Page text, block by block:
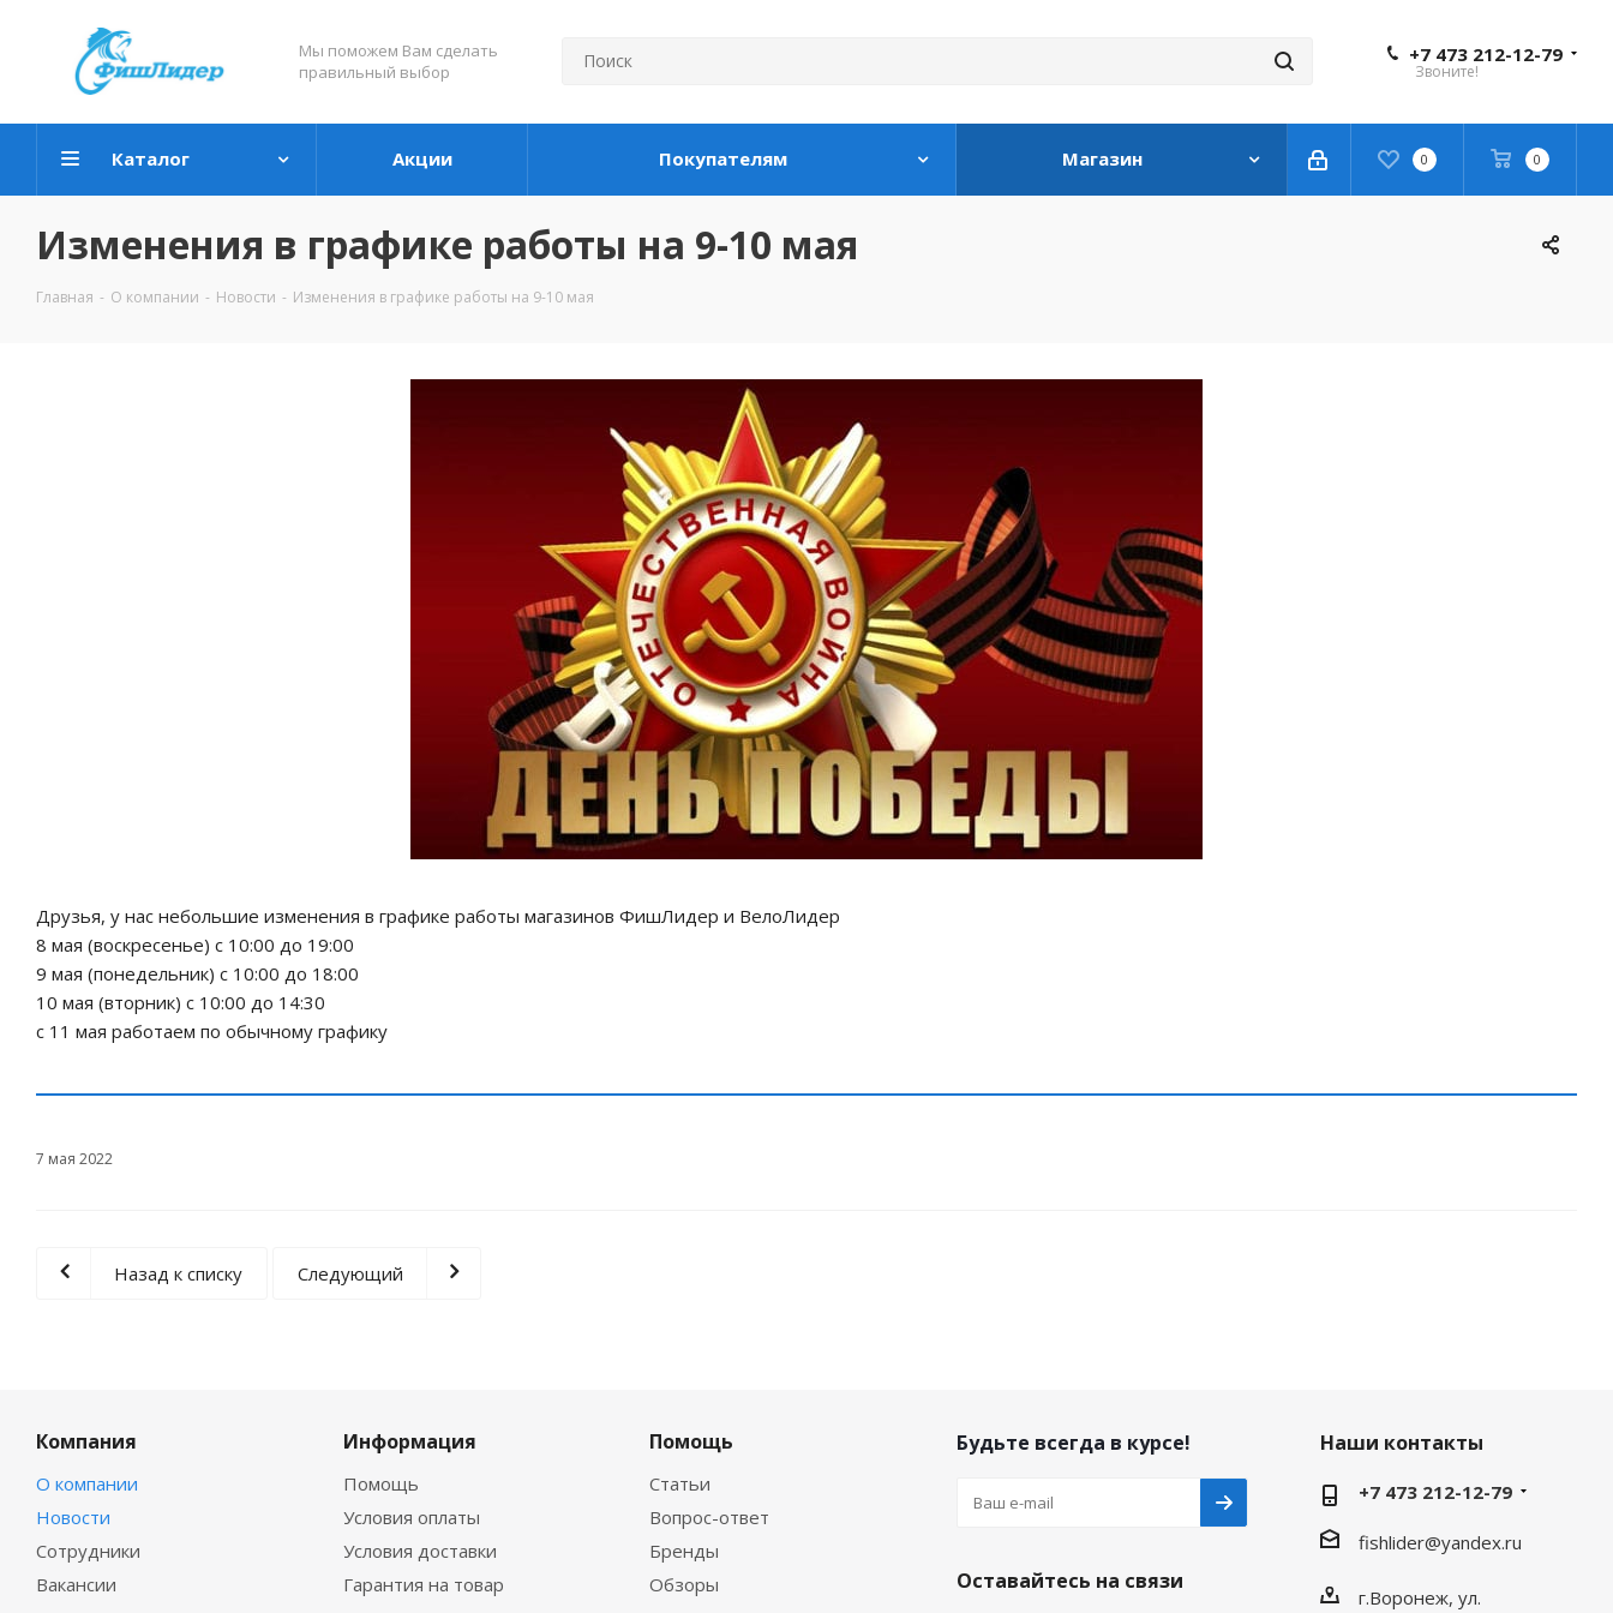
Мы поможем Вам сделать
правильный выбор
+7 473 212-12-79
Звоните!
0 0
Каталог Акции Покупателям Магазин
Изменения в графике работы на 9-10 мая
Главная - О компании - Новости - Изменения в графике работы на 9-10 мая
Друзья, у нас небольшие изменения в графике работы магазинов ФишЛидер и ВелоЛидер
8 мая (воскресенье) с 10:00 до 19:00
9 мая (понедельник) с 10:00 до 18:00
10 мая (вторник) с 10:00 до 14:30
с 11 мая работаем по обычному графику
7 мая 2022
Назад к списку Следующий
Компания
О компании
Новости
Сотрудники
Вакансии
Информация
Помощь
Условия оплаты
Условия доставки
Гарантия на товар
Помощь
Статьи
Вопрос-ответ
Бренды
Обзоры
Будьте всегда в курсе!
Оставайтесь на связи
Наши контакты
+7 473 212-12-79
fishlider@yandex.ru
г.Воронеж, ул.